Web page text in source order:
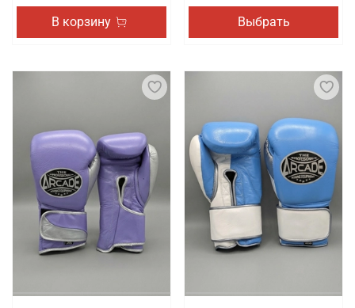
В корзину Выбрать